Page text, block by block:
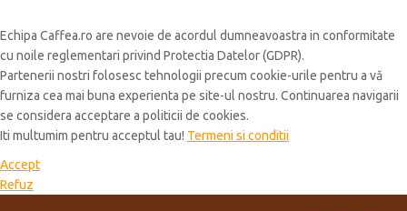
Echipa Caffea.ro are nevoie de acordul dumneavoastra in conformitate
cu noile reglementari privind Protectia Datelor (GDPR).
Partenerii nostri folosesc tehnologii precum cookie-urile pentru a vă
furniza cea mai buna experienta pe site-ul nostru. Continuarea navigarii
se considera acceptare a politicii de cookies.
Iti multumim pentru acceptul tau! Termeni si conditii
Accept
Refuz